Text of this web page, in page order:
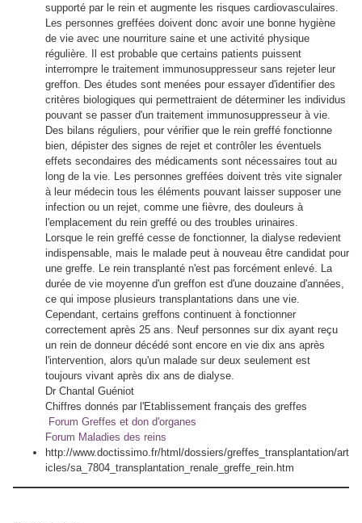
supporté par le rein et augmente les risques cardiovasculaires.
Les personnes greffées doivent donc avoir une bonne hygiène
de vie avec une nourriture saine et une activité physique
régulière. Il est probable que certains patients puissent
interrompre le traitement immunosuppresseur sans rejeter leur
greffon. Des études sont menées pour essayer d'identifier des
critères biologiques qui permettraient de déterminer les individus
pouvant se passer d'un traitement immunosuppresseur à vie.
Des bilans réguliers, pour vérifier que le rein greffé fonctionne
bien, dépister des signes de rejet et contrôler les éventuels
effets secondaires des médicaments sont nécessaires tout au
long de la vie. Les personnes greffées doivent très vite signaler
à leur médecin tous les éléments pouvant laisser supposer une
infection ou un rejet, comme une fièvre, des douleurs à
l'emplacement du rein greffé ou des troubles urinaires.
Lorsque le rein greffé cesse de fonctionner, la dialyse redevient
indispensable, mais le malade peut à nouveau être candidat pour
une greffe. Le rein transplanté n'est pas forcément enlevé. La
durée de vie moyenne d'un greffon est d'une douzaine d'années,
ce qui impose plusieurs transplantations dans une vie.
Cependant, certains greffons continuent à fonctionner
correctement après 25 ans. Neuf personnes sur dix ayant reçu
un rein de donneur décédé sont encore en vie dix ans après
l'intervention, alors qu'un malade sur deux seulement est
toujours vivant après dix ans de dialyse.
Dr Chantal Guéniot
Chiffres donnés par l'Etablissement français des greffes
Forum Greffes et don d'organes
Forum Maladies des reins
http://www.doctissimo.fr/html/dossiers/greffes_transplantation/art
icles/sa_7804_transplantation_renale_greffe_rein.htm